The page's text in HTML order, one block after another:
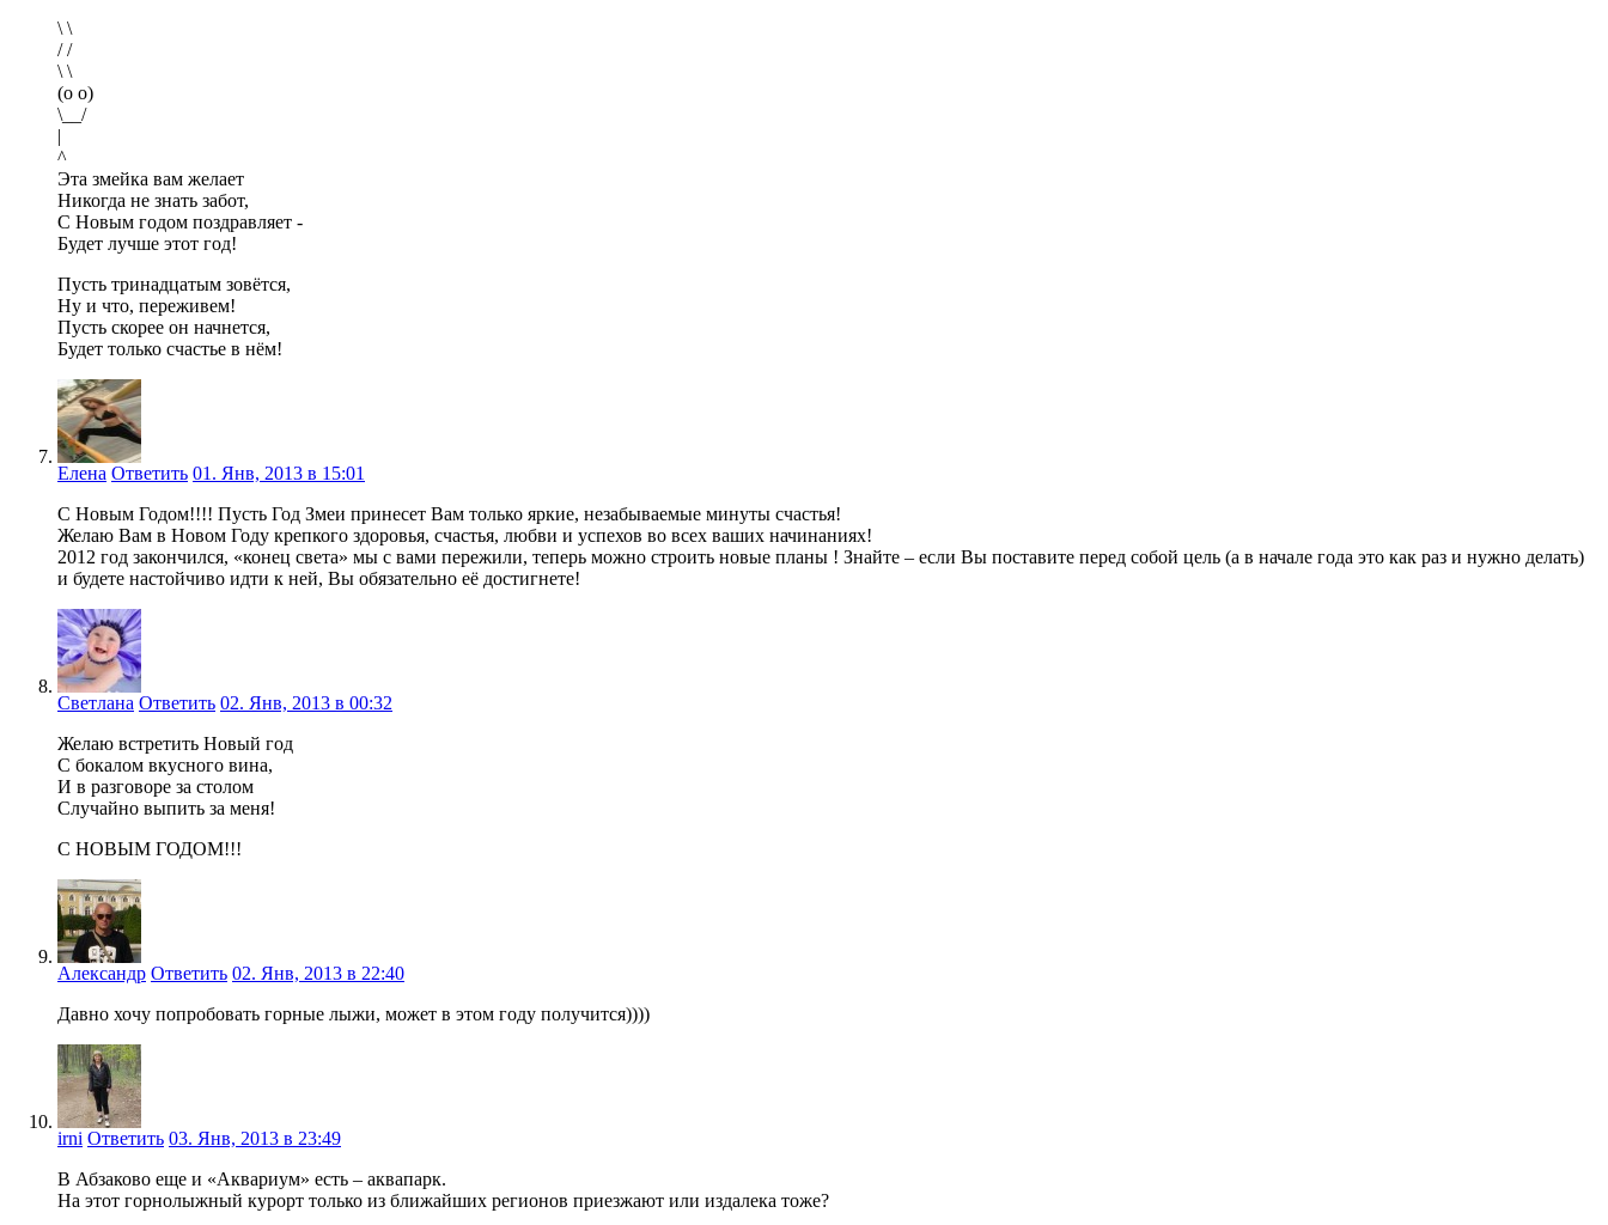
\ \
/ /
\ \
(o o)
\__/
|
^
Эта змейка вам желает
Никогда не знать забот,
С Новым годом поздравляет -
Будет лучше этот год!
Пусть тринадцатым зовётся,
Ну и что, переживем!
Пусть скорее он начнется,
Будет только счастье в нём!
Елена Ответить 01. Янв, 2013 в 15:01
С Новым Годом!!!! Пусть Год Змеи принесет Вам только яркие, незабываемые минуты счастья!
Желаю Вам в Новом Году крепкого здоровья, счастья, любви и успехов во всех ваших начинаниях!
2012 год закончился, «конец света» мы с вами пережили, теперь можно строить новые планы ! Знайте – если Вы поставите перед собой цель (а в начале года это как раз и нужно делать)
и будете настойчиво идти к ней, Вы обязательно её достигнете!
Светлана Ответить 02. Янв, 2013 в 00:32
Желаю встретить Новый год
С бокалом вкусного вина,
И в разговоре за столом
Случайно выпить за меня!
С НОВЫМ ГОДОМ!!!
Александр Ответить 02. Янв, 2013 в 22:40
Давно хочу попробовать горные лыжи, может в этом году получится))))
irni Ответить 03. Янв, 2013 в 23:49
В Абзаково еще и «Аквариум» есть – аквапарк.
На этот горнолыжный курорт только из ближайших регионов приезжают или издалека тоже?